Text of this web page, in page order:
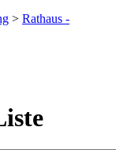
> Rathaus -